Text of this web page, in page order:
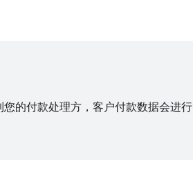
您的付款处理方，客户付款数据会进行